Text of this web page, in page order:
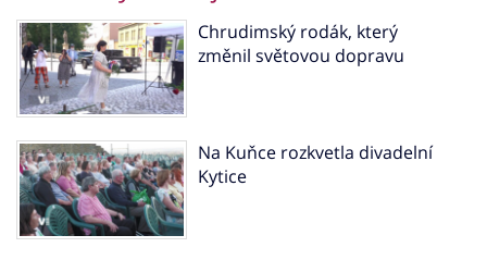
Chrudimský rodák, který
změnil světovou dopravu
Na Kuňce rozkvetla divadelní
Kytice